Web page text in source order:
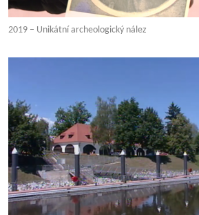
2019 – Unikátní archeologický nález